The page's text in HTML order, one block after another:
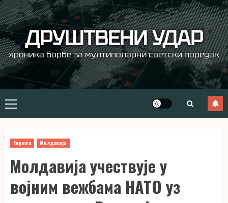
Skip
to
content ДРУШТВЕНИ УДАР
хроника борбе за мултиполарни светски поредак
Primary
Menu
Европа Молдавија
Молдавија учествује у
војним вежбама НАТО уз